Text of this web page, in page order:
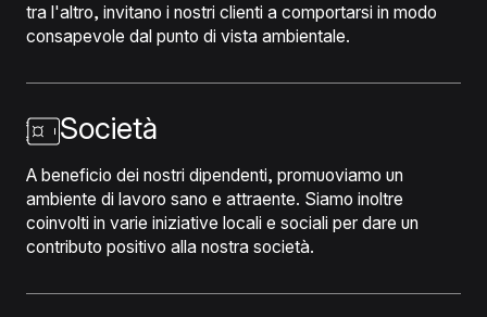
tra l'altro, invitano i nostri clienti a comportarsi in modo
consapevole dal punto di vista ambientale.
Società
A beneficio dei nostri dipendenti, promuoviamo un
ambiente di lavoro sano e attraente. Siamo inoltre
coinvolti in varie iniziative locali e sociali per dare un
contributo positivo alla nostra società.